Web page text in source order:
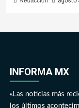
INFORMA MX
«Las noticias más
los últimos